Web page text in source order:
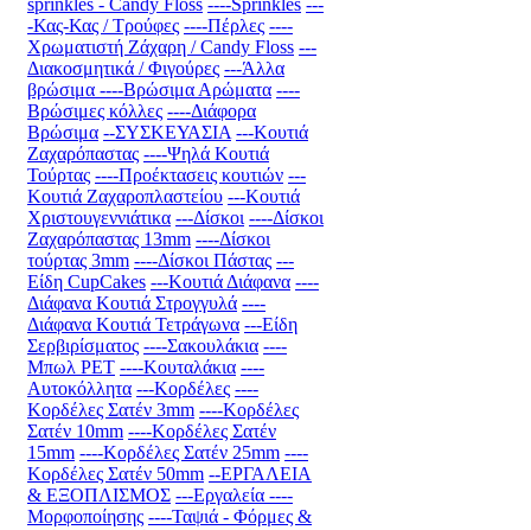
sprinkles - Candy Floss ----Sprinkles ---
-Κας-Κας / Τρούφες ----Πέρλες ----
Χρωματιστή Ζάχαρη / Candy Floss ---
Διακοσμητικά / Φιγούρες ---Άλλα
βρώσιμα ----Βρώσιμα Αρώματα ----
Βρώσιμες κόλλες ----Διάφορα
Βρώσιμα --ΣΥΣΚΕΥΑΣΙΑ ---Κουτιά
Ζαχαρόπαστας ----Ψηλά Κουτιά
Τούρτας ----Προέκτασεις κουτιών ---
Κουτιά Ζαχαροπλαστείου ---Κουτιά
Χριστουγεννιάτικα ---Δίσκοι ----Δίσκοι
Ζαχαρόπαστας 13mm ----Δίσκοι
τούρτας 3mm ----Δίσκοι Πάστας ---
Είδη CupCakes ---Κουτιά Διάφανα ----
Διάφανα Κουτιά Στρογγυλά ----
Διάφανα Κουτιά Τετράγωνα ---Είδη
Σερβιρίσματος ----Σακουλάκια ----
Μπωλ PET ----Κουταλάκια ----
Αυτοκόλλητα ---Κορδέλες ----
Κορδέλες Σατέν 3mm ----Κορδέλες
Σατέν 10mm ----Κορδέλες Σατέν
15mm ----Κορδέλες Σατέν 25mm ----
Κορδέλες Σατέν 50mm --ΕΡΓΑΛΕΙΑ
& ΕΞΟΠΛΙΣΜΟΣ ---Εργαλεία ----
Μορφοποίησης ----Ταψιά - Φόρμες &